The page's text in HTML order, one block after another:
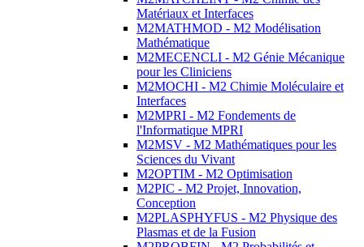
Matériaux et Interfaces
M2MATHMOD - M2 Modélisation
Mathématique
M2MECENCLI - M2 Génie Mécanique
pour les Cliniciens
M2MOCHI - M2 Chimie Moléculaire et
Interfaces
M2MPRI - M2 Fondements de
l'Informatique MPRI
M2MSV - M2 Mathématiques pour les
Sciences du Vivant
M2OPTIM - M2 Optimisation
M2PIC - M2 Projet, Innovation,
Conception
M2PLASPHYFUS - M2 Physique des
Plasmas et de la Fusion